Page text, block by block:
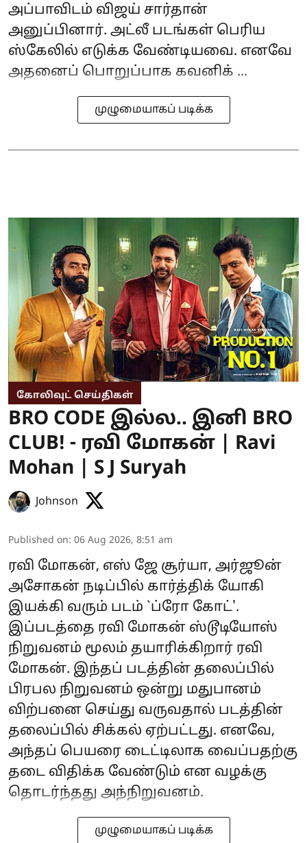
அப்பாவிடம் விஜய் சார்தான்
அனுப்பினார். அட்லீ படங்கள் பெரிய
ஸ்கேலில் எடுக்க வேண்டியவை. எனவே
அதனைப் பொறுப்பாக கவனிக் ...
முழுமையாகப் படிக்க
கோலிவுட் செய்திகள்
BRO CODE இல்ல.. இனி BRO
CLUB! - ரவி மோகன் | Ravi
Mohan | S J Suryah
Johnson
Published on: 06 Aug 2026, 8:51 am
ரவி மோகன், எஸ் ஜே சூர்யா, அர்ஜூன்
அசோகன் நடிப்பில் கார்த்திக் யோகி
இயக்கி வரும் படம் `ப்ரோ கோட்'.
இப்படத்தை ரவி மோகன் ஸ்டூடியோஸ்
நிறுவனம் மூலம் தயாரிக்கிறார் ரவி
மோகன். இந்தப் படத்தின் தலைப்பில்
பிரபல நிறுவனம் ஒன்று மதுபானம்
விற்பனை செய்து வருவதால் படத்தின்
தலைப்பில் சிக்கல் ஏற்பட்டது. எனவே,
அந்தப் பெயரை டைட்டிலாக வைப்பதற்கு
தடை விதிக்க வேண்டும் என வழக்கு
தொடர்ந்தது அந்நிறுவனம்.
முழுமையாகப் படிக்க